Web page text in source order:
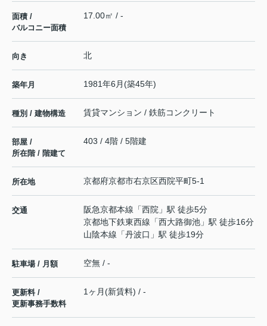
面積 /
バルコニー面積
17.00㎡ / -
向き 北
築年月 1981年6月(築45年)
種別 / 建物構造 賃貸マンション / 鉄筋コンクリート
部屋 /
所在階 / 階建て
403 / 4階 / 5階建
所在地 京都府京都市右京区西院平町5-1
交通 阪急京都本線 「西院 」駅 徒歩5分
京都地下鉄東西線 「西大路御池 」駅 徒歩16分
山陰本線 「丹波口 」駅 徒歩19分
駐車場 / 月額 空無 / -
更新料 /
更新事務手数料
1ヶ月(新賃料) / -